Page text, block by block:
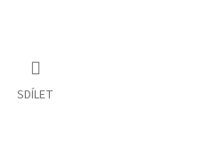
SDÍLET